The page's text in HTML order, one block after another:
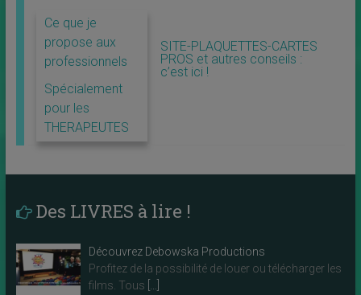
Ce que je
propose aux
professionnels
Spécialement
pour les
THERAPEUTES
SITE-PLAQUETTES-CARTES
PROS et autres conseils :
c’est ici !
Des LIVRES à lire !
Découvrez Debowska Productions
Profitez de la possibilité de louer ou télécharger les
films. Tous […]